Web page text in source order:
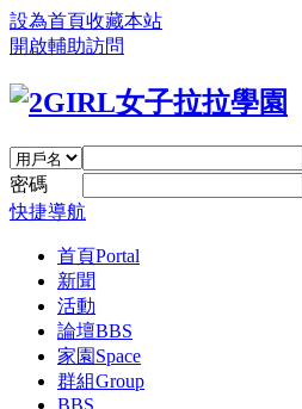
設為首頁收藏本站
開啟輔助訪問
密碼
快捷導航
首頁Portal
新聞
活動
論壇BBS
家園 Space
群組Group
BBS